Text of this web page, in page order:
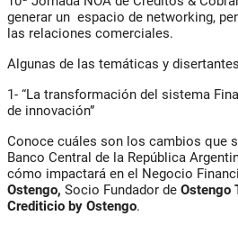
generar un espacio de networking,
las relaciones comerciales.
Algunas de las temáticas y
1- “La transformación del sistema
de innovación”
Conoce cuáles son los cambios que
Banco Central de la República
cómo impactará en el Negocio
Ostengo, Socio Fundador de Ostengo
Crediticio by Ostengo.